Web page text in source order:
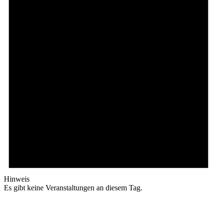
Hinweis
Es gibt keine Veranstaltungen an diesem Tag.